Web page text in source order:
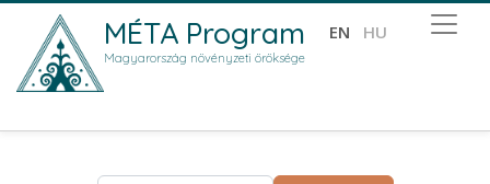
Ugrás a tartalomra
MÉTA Program
Magyarország növényzeti öröksége
EN HU